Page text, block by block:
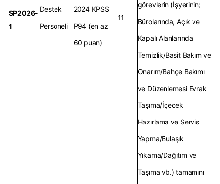
SP2026-
1
Destek
Personeli
2024 KPSS
P94 (en az
60 puan)
11
görevlerin (İşyerinin;
Bürolarında, Açık ve
Kapalı Alanlarında
Temizlik/Basit Bakım ve
Onarım/Bahçe Bakımı
ve Düzenlemesi Evrak
Taşıma/İçecek
Hazırlama ve Servis
Yapma/Bulaşık
Yıkama/Dağıtım ve
Taşıma vb.) tamamını